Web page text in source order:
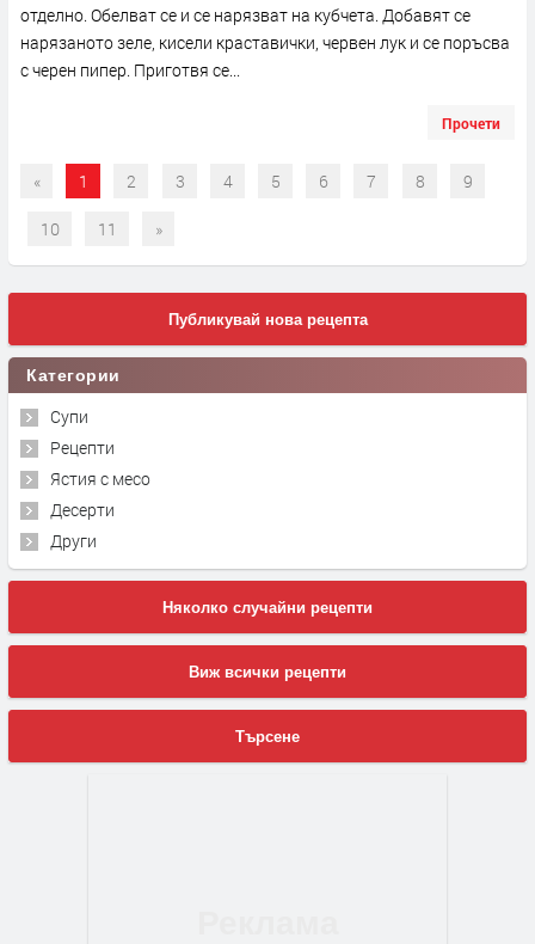
отделно. Обелват се и се нарязват на кубчета. Добавят се
нарязаното зеле, кисели краставички, червен лук и се поръсва
с черен пипер. Приготвя се...
Прочети
« 1 2 3 4 5 6 7 8 9
10 11 »
Публикувай нова рецепта
Категории
Супи
Рецепти
Ястия с месо
Десерти
Други
Няколко случайни рецепти
Виж всички рецепти
Търсене